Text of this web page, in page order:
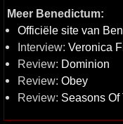
Meer Benedictum:
Officiële site van
Interview: Veronica
Review: Dominion
Review: Obey
Review: Seasons Of